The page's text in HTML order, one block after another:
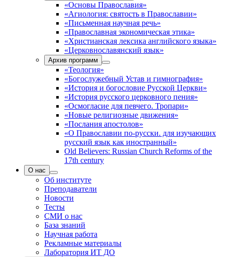
«Основы Православия»
«Агиология: святость в Православии»
«Письменная научная речь»
«Православная экономическая этика»
«Христианская лексика английского языка»
«Церковнославянский язык»
Архив программ
«Теология»
«Богослужебный Устав и гимнография»
«История и богословие Русской Церкви»
«История русского церковного пения»
«Осмогласие для певчего. Тропари»
«Новые религиозные движения»
«Послания апостолов»
«О Православии по-русски. для изучающих
русский язык как иностранный»
Old Believers: Russian Church Reforms of the
17th century
О нас
Об институте
Преподаватели
Новости
Тесты
СМИ о нас
База знаний
Научная работа
Рекламные материалы
Лаборатория ИТ ДО